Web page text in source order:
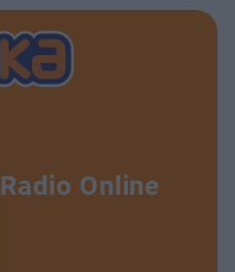
Radio Online